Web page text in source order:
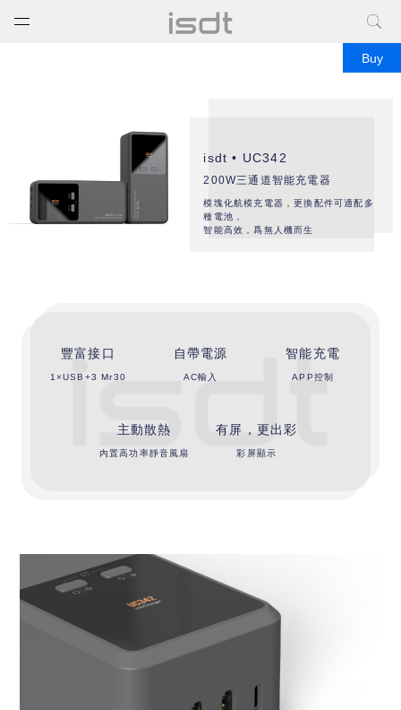
打开菜单
Buy
isdt • UC342
200W三通道智能充電器
模塊化航模充電器，更換配件可適配多
種電池，
智能高效，爲無人機而生
豐富接口
1×USB+3 Mr30
自帶電源
AC輸入
智能充電
APP控制
主動散熱
內置高功率靜音風扇
有屏，更出彩
彩屏顯示